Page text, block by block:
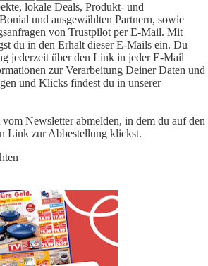
lokale Deals, Produkt- und
und ausgewählten Partnern, sowie
von Trustpilot per E-Mail. Mit
du in den Erhalt dieser E-Mails ein. Du
jederzeit über den Link in jeder E-Mail
zur Verarbeitung Deiner Daten und
und Klicks findest du in unserer
Newsletter abmelden, in dem du auf den
Link zur Abbestellung klickst.